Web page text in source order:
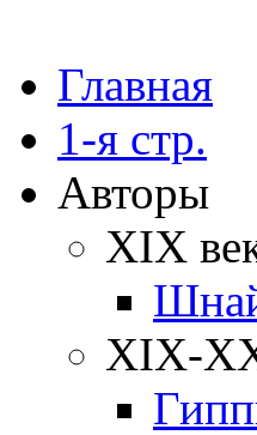
Главная
1-я стр.
Авторы
XIX
XIX-